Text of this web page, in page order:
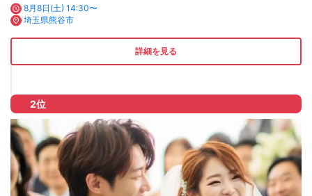
8月8日(土) 14:30〜
埼玉県熊谷市
詳細を見る
2位